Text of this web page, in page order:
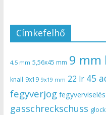
Címkefelhő
4,5 mm 5,56x45 mm 9 mm
knall 9x19 9x19 mm 22 lr 45
fegyverjog fegyverviselés
gasschreckschuss glock